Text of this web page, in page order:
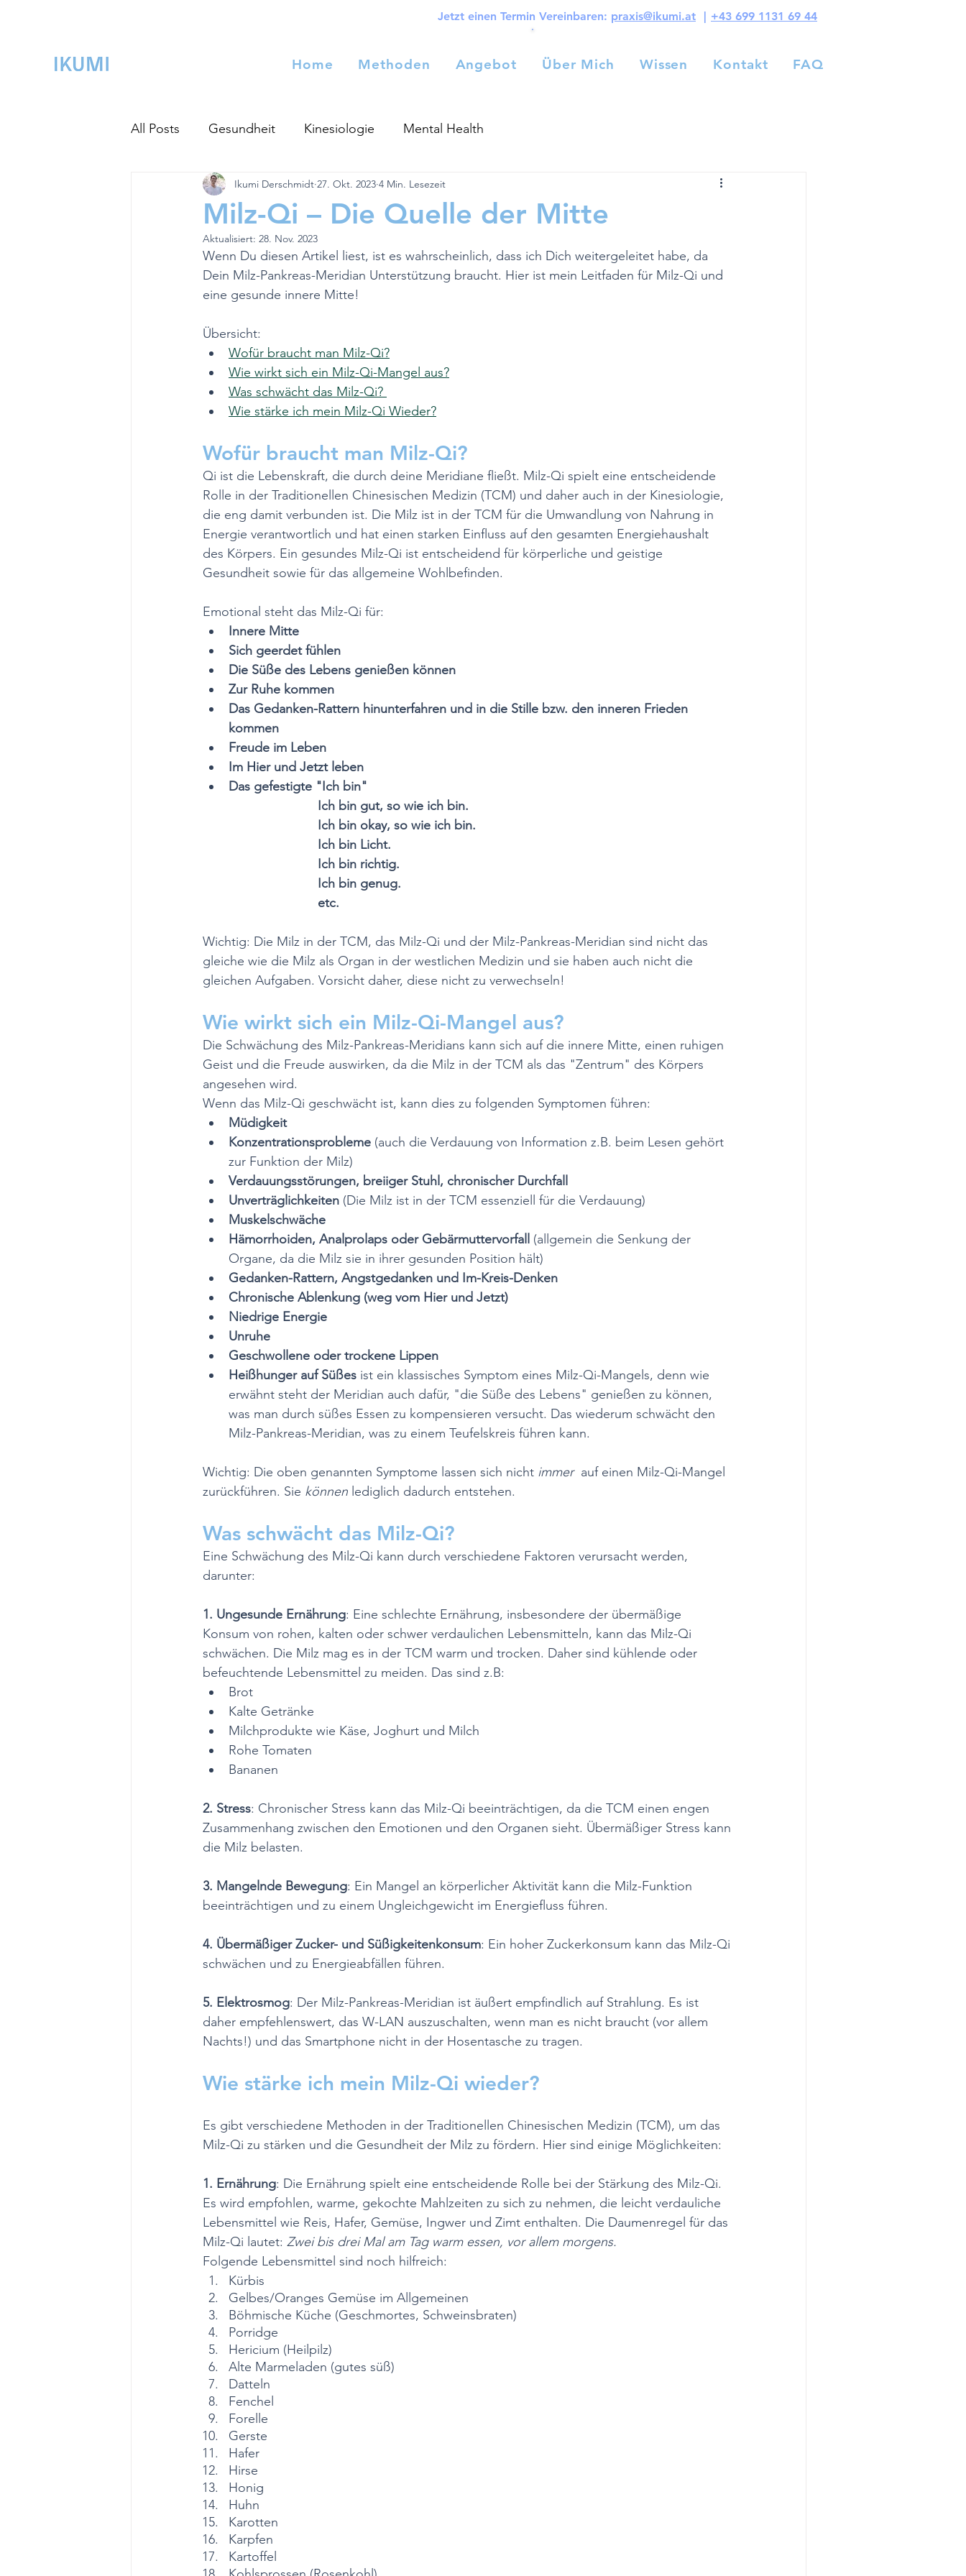
Jetzt einen Termin Vereinbaren: praxis@ikumi.at | +43 699 1131 69 44
Home Methoden Angebot Über Mich Wissen Kontakt FAQ
All Posts Gesundheit Kinesiologie Mental Health
Milz-Qi – Die Quelle der Mitte
Ikumi Derschmidt 27. Okt. 2023 4 Min. Lesezeit
Aktualisiert: 28. Nov. 2023
Wenn Du diesen Artikel liest, ist es wahrscheinlich, dass ich Dich weitergeleitet habe, da
Dein Milz-Pankreas-Meridian Unterstützung braucht. Hier ist mein Leitfaden für Milz-Qi und
eine gesunde innere Mitte!
Übersicht:
Wofür braucht man Milz-Qi?
Wie wirkt sich ein Milz-Qi-Mangel aus?
Was schwächt das Milz-Qi?
Wie stärke ich mein Milz-Qi Wieder?
Wofür braucht man Milz-Qi?
Qi ist die Lebenskraft, die durch deine Meridiane fließt. Milz-Qi spielt eine entscheidende
Rolle in der Traditionellen Chinesischen Medizin (TCM) und daher auch in der Kinesiologie,
die eng damit verbunden ist. Die Milz ist in der TCM für die Umwandlung von Nahrung in
Energie verantwortlich und hat einen starken Einfluss auf den gesamten Energiehaushalt
des Körpers. Ein gesundes Milz-Qi ist entscheidend für körperliche und geistige
Gesundheit sowie für das allgemeine Wohlbefinden.
Emotional steht das Milz-Qi für:
Innere Mitte
Sich geerdet fühlen
Die Süße des Lebens genießen können
Zur Ruhe kommen
Das Gedanken-Rattern hinunterfahren und in die Stille bzw. den inneren Frieden
kommen
Freude im Leben
Im Hier und Jetzt leben
Das gefestigte "Ich bin"
Ich bin gut, so wie ich bin.
				Ich bin okay, so wie ich bin.
				Ich bin Licht.
				Ich bin richtig.
				Ich bin genug.
etc.
Wichtig: Die Milz in der TCM, das Milz-Qi und der Milz-Pankreas-Meridian sind nicht das
gleiche wie die Milz als Organ in der westlichen Medizin und sie haben auch nicht die
gleichen Aufgaben. Vorsicht daher, diese nicht zu verwechseln!
Wie wirkt sich ein Milz-Qi-Mangel aus?
Die Schwächung des Milz-Pankreas-Meridians kann sich auf die innere Mitte, einen ruhigen
Geist und die Freude auswirken, da die Milz in der TCM als das "Zentrum" des Körpers
angesehen wird.
Wenn das Milz-Qi geschwächt ist, kann dies zu folgenden Symptomen führen:
Müdigkeit
Konzentrationsprobleme (auch die Verdauung von Information z.B. beim Lesen gehört
zur Funktion der Milz)
Verdauungsstörungen, breiiger Stuhl, chronischer Durchfall
Unverträglichkeiten (Die Milz ist in der TCM essenziell für die Verdauung)
Muskelschwäche
Hämorrhoiden, Analprolaps oder Gebärmuttervorfall (allgemein die Senkung der
Organe, da die Milz sie in ihrer gesunden Position hält)
Gedanken-Rattern, Angstgedanken und Im-Kreis-Denken
Chronische Ablenkung (weg vom Hier und Jetzt)
Niedrige Energie
Unruhe
Geschwollene oder trockene Lippen
Heißhunger auf Süßes ist ein klassisches Symptom eines Milz-Qi-Mangels, denn wie
erwähnt steht der Meridian auch dafür, "die Süße des Lebens" genießen zu können,
was man durch süßes Essen zu kompensieren versucht. Das wiederum schwächt den
Milz-Pankreas-Meridian, was zu einem Teufelskreis führen kann.
Wichtig: Die oben genannten Symptome lassen sich nicht immer auf einen Milz-Qi-Mangel
zurückführen. Sie können lediglich dadurch entstehen.
Was schwächt das Milz-Qi?
Eine Schwächung des Milz-Qi kann durch verschiedene Faktoren verursacht werden,
darunter:
1. Ungesunde Ernährung: Eine schlechte Ernährung, insbesondere der übermäßige
Konsum von rohen, kalten oder schwer verdaulichen Lebensmitteln, kann das Milz-Qi
schwächen. Die Milz mag es in der TCM warm und trocken. Daher sind kühlende oder
befeuchtende Lebensmittel zu meiden. Das sind z.B:
Brot
Kalte Getränke
Milchprodukte wie Käse, Joghurt und Milch
Rohe Tomaten
Bananen
2. Stress: Chronischer Stress kann das Milz-Qi beeinträchtigen, da die TCM einen engen
Zusammenhang zwischen den Emotionen und den Organen sieht. Übermäßiger Stress kann
die Milz belasten.
3. Mangelnde Bewegung: Ein Mangel an körperlicher Aktivität kann die Milz-Funktion
beeinträchtigen und zu einem Ungleichgewicht im Energiefluss führen.
4. Übermäßiger Zucker- und Süßigkeitenkonsum: Ein hoher Zuckerkonsum kann das Milz-Qi
schwächen und zu Energieabfällen führen.
5. Elektrosmog: Der Milz-Pankreas-Meridian ist äußert empfindlich auf Strahlung. Es ist
daher empfehlenswert, das W-LAN auszuschalten, wenn man es nicht braucht (vor allem
Nachts!) und das Smartphone nicht in der Hosentasche zu tragen.
Wie stärke ich mein Milz-Qi wieder?
Es gibt verschiedene Methoden in der Traditionellen Chinesischen Medizin (TCM), um das
Milz-Qi zu stärken und die Gesundheit der Milz zu fördern. Hier sind einige Möglichkeiten:
1. Ernährung: Die Ernährung spielt eine entscheidende Rolle bei der Stärkung des Milz-Qi.
Es wird empfohlen, warme, gekochte Mahlzeiten zu sich zu nehmen, die leicht verdauliche
Lebensmittel wie Reis, Hafer, Gemüse, Ingwer und Zimt enthalten. Die Daumenregel für das
Milz-Qi lautet: Zwei bis drei Mal am Tag warm essen, vor allem morgens.
Folgende Lebensmittel sind noch hilfreich:
Kürbis
Gelbes/Oranges Gemüse im Allgemeinen
Böhmische Küche (Geschmortes, Schweinsbraten)
Porridge
Hericium (Heilpilz)
Alte Marmeladen (gutes süß)
Datteln
Fenchel
Forelle
Gerste
Hafer
Hirse
Honig
Huhn
Karotten
Karpfen
Kartoffel
Home Methoden Angebot Über Mich Wissen Kontakt FAQ